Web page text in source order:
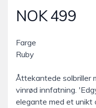
Produktdetaljer
NOK 499
Description
Farge
Ruby
Åttekantede solbriller
vinrød innfatning.
elegante med et unikt